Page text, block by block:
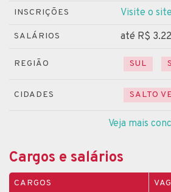
INSCRIÇÕES Visite o site
SALÁRIOS até R$
REGIÃO SUL
CIDADES SALTO
Veja mais
Cargos e salários
CARGOS